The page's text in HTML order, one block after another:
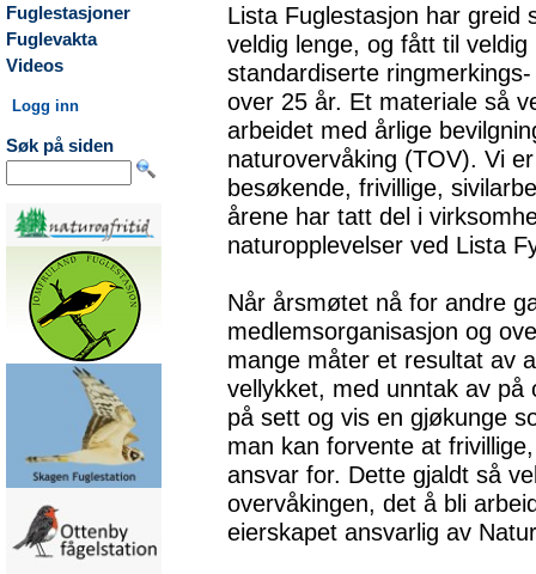
Fuglestasjoner
Fuglevakta
Videos
Logg inn
Søk på siden
Lista Fuglestasjon har greid
veldig lenge, og fått til
standardiserte
over 25 år. Et materiale så
arbeidet med årlige
naturovervåking (TOV). Vi
besøkende, frivillige,
årene har tatt del i
naturopplevelser ved Lista
Når årsmøtet nå for andre
medlemsorganisasjon og
mange måter et resultat av
vellykket, med unntak av på
på sett og vis en gjøkunge
man kan forvente at
ansvar for. Dette gjaldt så
overvåkingen, det å bli
eierskapet ansvarlig av